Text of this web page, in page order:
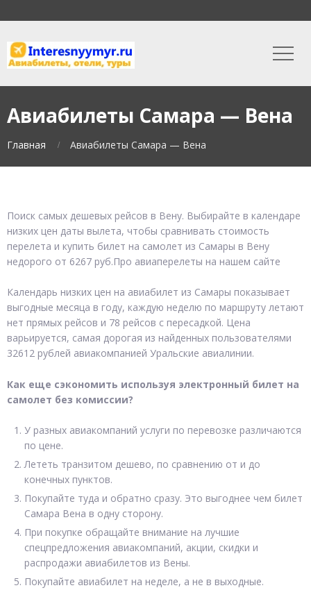
Авиабилеты Самара — Вена
Главная Авиабилеты Самара — Вена
Поиск самых дешевых рейсов в Вену. Выбирайте в календаре
низких цен даты вылета, чтобы сравнивать стоимость
перелета и купить билет на самолет из Самары в Вену
недорого от 6267 руб.Про авиаперелеты на нашем сайте
Календарь низких цен на авиабилет из Самары показывает
выгодные месяца в году, каждую неделю по маршруту летают
нет прямых рейсов и 78 рейсов с пересадкой. Цена
варьируется, самая дорогая из найденных пользователями
32612 рублей авиакомпанией Уральские авиалинии.
Как еще сэкономить используя электронный билет на
самолет без комиссии?
У разных авиакомпаний услуги по перевозке различаются
по цене.
Лететь транзитом дешево, по сравнению от и до
конечных пунктов.
Покупайте туда и обратно сразу. Это выгоднее чем билет
Самара Вена в одну сторону.
При покупке обращайте внимание на лучшие
спецпредложения авиакомпаний, акции, скидки и
распродажи авиабилетов из Вены.
Покупайте авиабилет на неделе, а не в выходные.